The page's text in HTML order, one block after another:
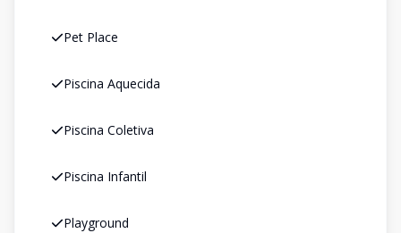
Pet Place
Piscina Aquecida
Piscina Coletiva
Piscina Infantil
Playground